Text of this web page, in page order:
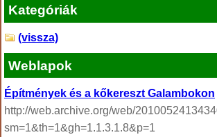
Kategóriák
(vissza)
Weblapok
Építmények és a kőkereszt Galambokon
http://web.archive.org/web/
sm=1&th=1&gh=1.1.3.1.8&p=1